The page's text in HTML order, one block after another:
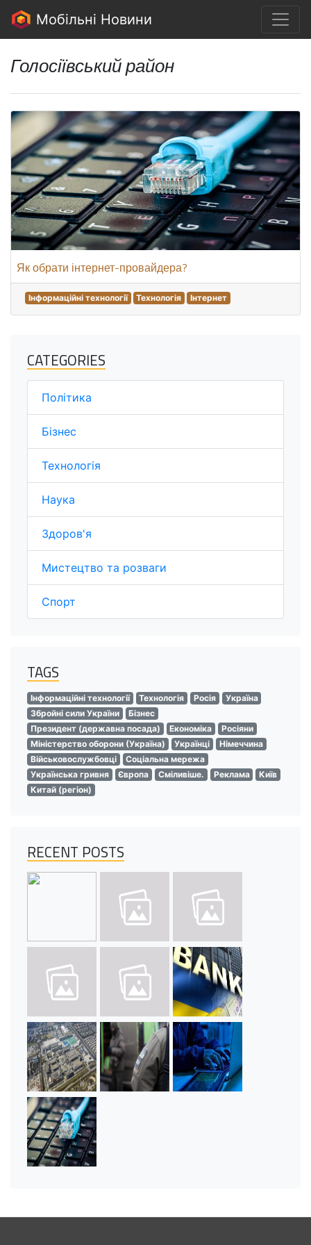
Мобільні Новини
Голосіївський район
Як обрати інтернет-провайдера?
Інформаційні технології Технологія Інтернет
CATEGORIES
Політика
Бізнес
Технологія
Наука
Здоров'я
Мистецтво та розваги
Спорт
TAGS
Інформаційні технології Технологія Росія
Україна
Збройні сили України
Бізнес
Президент (державна посада)
Економіка
Росіяни
Міністерство оборони (Україна)
Українці
Німеччина
Військовослужбовці
Соціальна мережа
Українська гривня
Європа Сміливіше. Реклама
Київ
Китай (регіон)
RECENT POSTS